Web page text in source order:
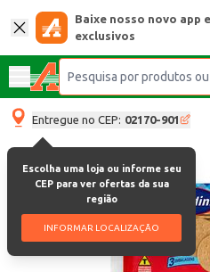
Baixe nosso novo app
exclusivos
Entregue no CEP: 02170-901
Escolha uma loja ou informe seu
CEP para ver ofertas da sua
região
INFORMAR LOCALIZAÇÃO